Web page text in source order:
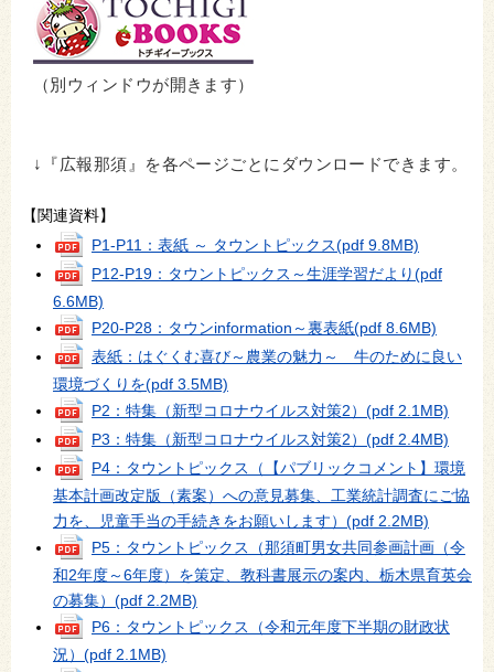
（別ウィンドウが開きます）
↓『広報那須』を各ページごとにダウンロードできます。
【関連資料】
P1-P11：表紙 ～ タウントピックス(pdf 9.8MB)
P12‐P19：タウントピックス～生涯学習だより(pdf
6.6MB)
P20‐P28：タウンinformation～裏表紙(pdf 8.6MB)
表紙：はぐくむ喜び～農業の魅力～ 牛のために良い
環境づくりを(pdf 3.5MB)
P2：特集（新型コロナウイルス対策2） (pdf 2.1MB)
P3：特集（新型コロナウイルス対策2） (pdf 2.4MB)
P4：タウントピックス（【パブリックコメント】環境
基本計画改定版（素案）への意見募集、工業統計調査にご協
力を、児童手当の手続きをお願いします） (pdf 2.2MB)
P5：タウントピックス（那須町男女共同参画計画（令
和2年度～6年度）を策定、教科書展示の案内、栃木県育英会
の募集） (pdf 2.2MB)
P6：タウントピックス（令和元年度下半期の財政状
況） (pdf 2.1MB)